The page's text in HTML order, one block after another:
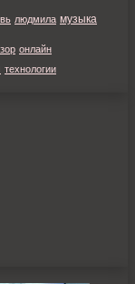
людмила музыка
онлайн
технологии